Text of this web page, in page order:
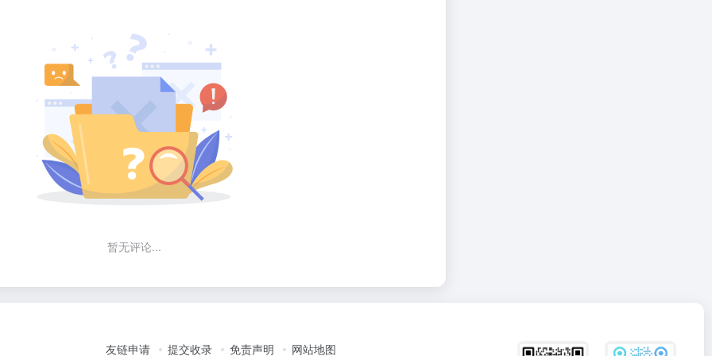
暂无评论...
友链申请 提交收录 免责声明 网站地图